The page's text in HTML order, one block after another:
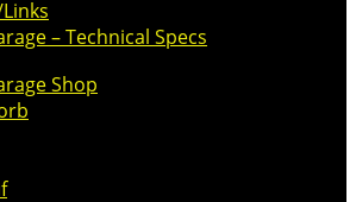
– Technical Specs
Shop